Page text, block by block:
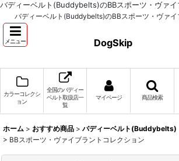
バディーベルト(Buddybelts)のBBスポーツ・ヴァ
バディーベルト(Buddybelts)のBBスポーツ・ヴァ
メニュー DogSkip
カラーコレクシ
ョン
全国のバディー
ベルト取扱店一
覧
マイページ 商品検索
ホーム > おすすめ商品 > バディーベルト(Buddybelts)
> BBスポーツ・ヴァイブラントコレクション